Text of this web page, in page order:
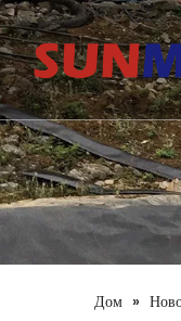
Дом »